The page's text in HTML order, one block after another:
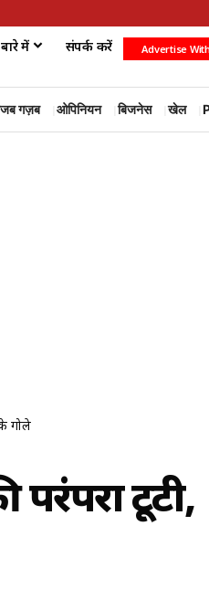
में संपर्क करें Advertise
गज़ब ओपिनियन बिजनेस खेल
गोले
परंपरा टूटी,